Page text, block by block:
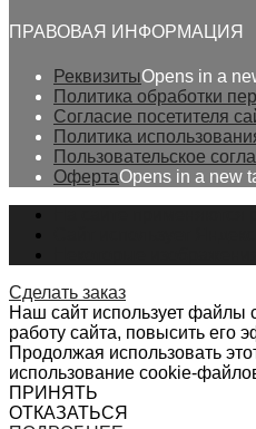
ПРАВОВАЯ ИНФОРМАЦИЯ
РеквизитыOpens in a
Политика обработки
Согласие посетителя
Политика
Пользовательское
ОфертаOpens in a new
На сайте применяются
Сделать заказ
Наш сайт использует файлы
работу сайта, повысить его
Продолжая использовать
использование cookie-
ПРИНЯТЬ
ОТКАЗАТЬСЯ